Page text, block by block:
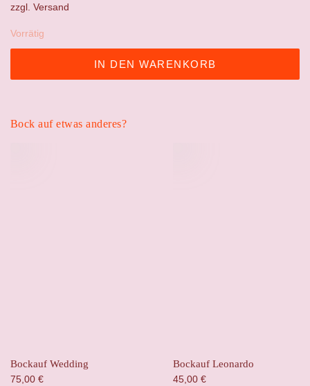
zzgl. Versand
Vorrätig
IN DEN WARENKORB
Bock auf etwas anderes?
Bockauf Wedding
75,00 €
Bockauf Leonardo
45,00 €